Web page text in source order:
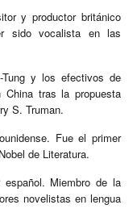
y productor británico
sido vocalista en las
Tung y los efectivos de
tras la propuesta
S. Truman.
Fue el primer
de Literatura.
Miembro de la
novelistas en lengua